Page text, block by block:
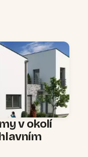
v okolí